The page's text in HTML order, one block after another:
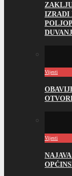
IZRADI
Vijesti
Vijesti